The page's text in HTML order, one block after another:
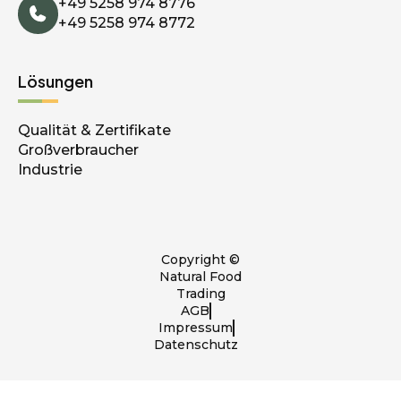
+49 5258 974 8772
Lösungen
Qualität & Zertifikate
Großverbraucher
Industrie
Copyright ©
Natural Food
Trading
AGB
Impressum
Datenschutz